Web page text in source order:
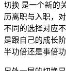
切换 是一个新的
历离职与入职，
不同的选择对应
是跟自己的成长
半功倍还是事倍功